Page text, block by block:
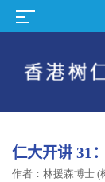
仁大开讲 31 ：
作者：林援森博士 (